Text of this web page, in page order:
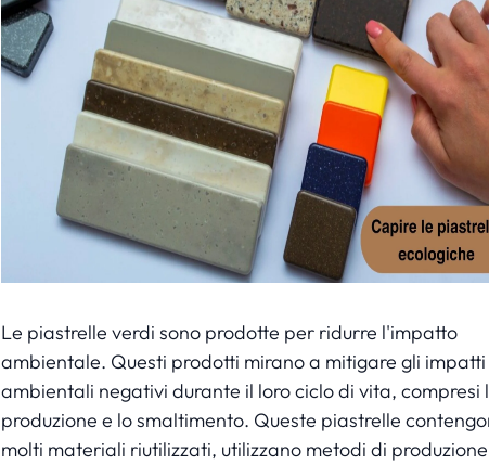
Le piastrelle verdi sono prodotte per ridurre l'impatto
ambientale. Questi prodotti mirano a mitigare gli impatti
ambientali negativi durante il loro ciclo di vita, compresi
produzione e lo smaltimento. Queste piastrelle
molti materiali riutilizzati, utilizzano metodi di produzione